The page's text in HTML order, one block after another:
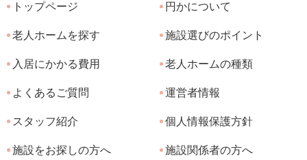
トップページ 円かについて
老人ホームを探す 施設選びのポイント
入居にかかる費用 老人ホームの種類
よくあるご質問 運営者情報
スタッフ紹介 個人情報保護方針
施設をお探しの方へ 施設関係者の方へ